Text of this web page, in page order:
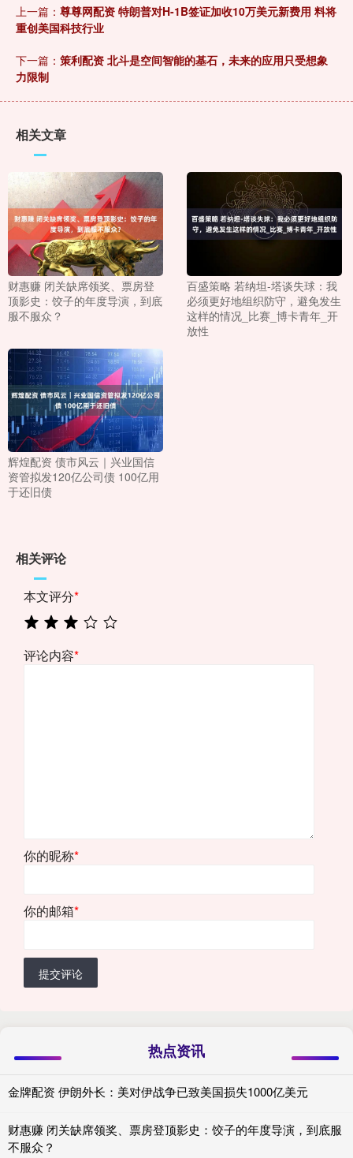
上一篇： 尊尊网配资 特朗普对H-1B签证加收10万美元新费用 料将
重创美国科技行业
下一篇： 策利配资 北斗是空间智能的基石，未来的应用只受想象
力限制
相关文章
财惠赚 闭关缺席领奖、票房登
顶影史：饺子的年度导演，到底
服不服众？
百盛策略 若纳坦-塔谈失球：我
必须更好地组织防守，避免发生
这样的情况_比赛_博卡青年_开
放性
辉煌配资 债市风云｜兴业国信
资管拟发120亿公司债 100亿用
于还旧债
相关评论
本文评分*
评论内容*
你的昵称*
你的邮箱*
提交评论
热点资讯
金牌配资 伊朗外长：美对伊战争已致美国损失1000亿美元
财惠赚 闭关缺席领奖、票房登顶影史：饺子的年度导演，到底服
不服众？